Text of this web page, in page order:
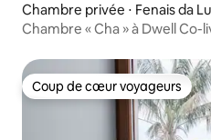
Chambre privée ⋅ Fenais da
Chambre « Cha » à Dwell
Coup de cœur voyageurs
Coup de cœur voyageurs